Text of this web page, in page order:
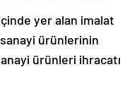
yer alan imalat
sanayi ürünlerinin
ürünleri ihracatı